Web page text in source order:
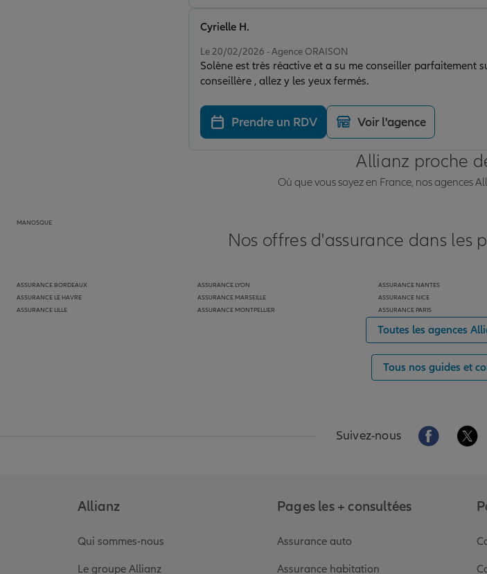
Le 20/02/2026 - Agence ORAISON
Solène est très réactive et a su me conseiller parfaitement
conseillère , allez y les yeux fermés.
Cyrielle H.
Prendre un RDV Voir l'agence
Allianz proche
Où que vous soyez en France, nos agences
MANOSQUE
Nos offres d'assurance dans les
ASSURANCE BORDEAUX
ASSURANCE LE HAVRE
ASSURANCE LILLE
ASSURANCE LYON
ASSURANCE MARSEILLE
ASSURANCE MONTPELLIER
ASSURANCE NANTES
ASSURANCE NICE
ASSURANCE PARIS
Toutes les agences
Tous nos guides et
Suivez-nous Aller sur la
Allianz
Qui sommes-nous
Le groupe Allianz
Pages les + consultées
Assurance auto
Assurance habitation